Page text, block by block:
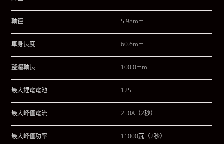
軸徑 5.98mm
車身長度 60.6mm
整體軸長 100.0mm
最大鋰電電池 12S
最大峰值電流 250A（2秒）
最大峰值功率 11000瓦（2秒）